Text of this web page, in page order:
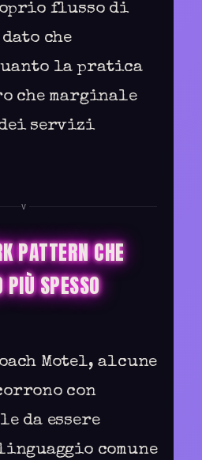
flusso di
che
la pratica
che marginale
dei servizi
V
PATTERN CHE
SPESSO
Motel, alcune
con
da essere
comune